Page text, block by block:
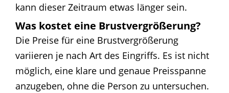
kann dieser Zeitraum etwas länger sein.
Was kostet eine Brustvergrößerung?
Die Preise für eine Brustvergrößerung
variieren je nach Art des Eingriffs. Es ist nicht
möglich, eine klare und genaue Preisspanne
anzugeben, ohne die Person zu untersuchen.